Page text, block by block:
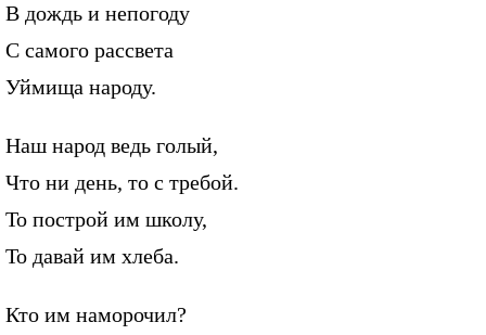
В дождь и непогоду
С самого рассвета
Уймища народу.
Наш народ ведь голый,
Что ни день, то с требой.
То построй им школу,
То давай им хлеба.
Кто им наморочил?